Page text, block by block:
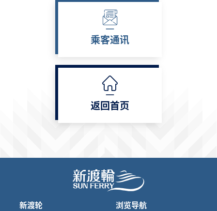
乘客通讯
返回首页
新渡轮 浏览导航